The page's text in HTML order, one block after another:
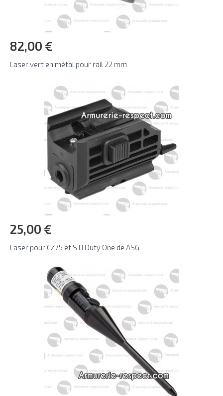
82,00 €
Laser vert en métal pour rail 22 mm
25,00 €
Laser pour CZ75 et STI Duty One de ASG